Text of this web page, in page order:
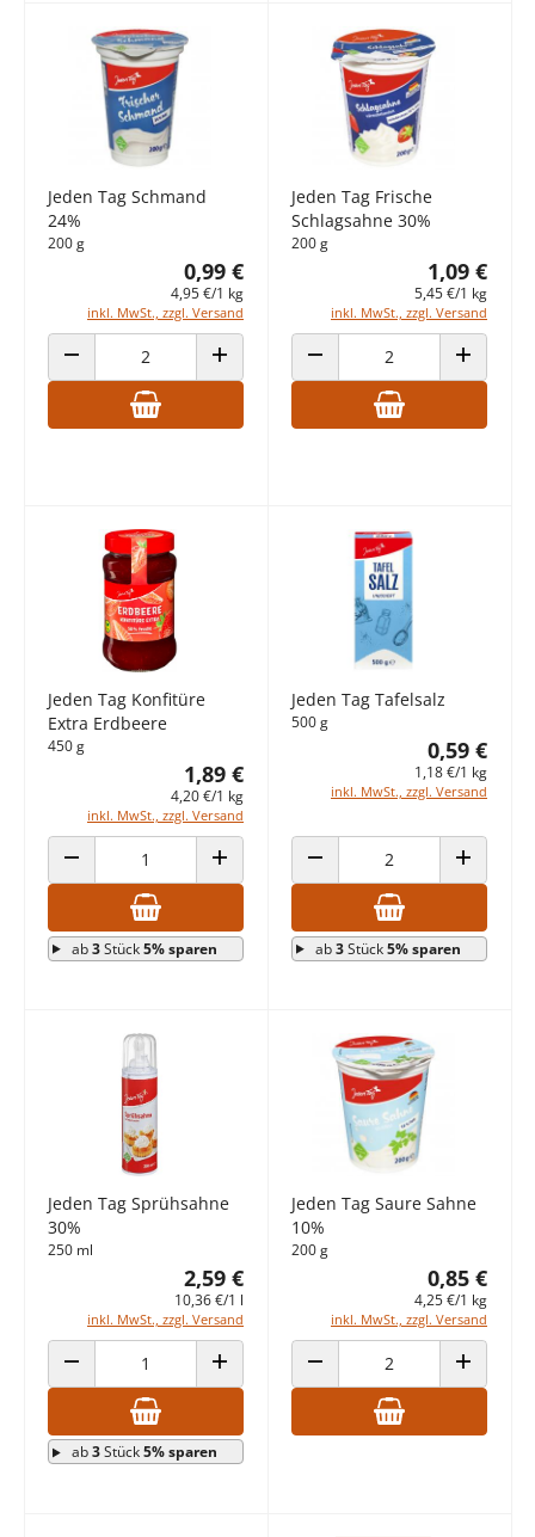
Jeden Tag Schmand
24%
200 g
0,99 €
4,95 €/1 kg
inkl. MwSt., zzgl. Versand
ANZAHL VERRINGERN ANZAHL ERHÖHEN
Jeden Tag Frische
Schlagsahne 30%
200 g
1,09 €
5,45 €/1 kg
inkl. MwSt., zzgl. Versand
ANZAHL VERRINGERN ANZAHL
Jeden Tag Konfitüre
Extra Erdbeere
450 g
1,89 €
4,20 €/1 kg
inkl. MwSt., zzgl. Versand
ANZAHL VERRINGERN ANZAHL ERHÖHEN
ab3Stück5% sparen
Jeden Tag Tafelsalz
500 g
0,59 €
1,18 €/1 kg
inkl. MwSt., zzgl. Versand
ANZAHL VERRINGERN ANZAHL
ab3Stück5% sparen
Jeden Tag Sprühsahne
30%
250 ml
2,59 €
10,36 €/1 l
inkl. MwSt., zzgl. Versand
ANZAHL VERRINGERN ANZAHL ERHÖHEN
ab3Stück5% sparen
Jeden Tag Saure Sahne
10%
200 g
0,85 €
4,25 €/1 kg
inkl. MwSt., zzgl. Versand
ANZAHL VERRINGERN ANZAHL